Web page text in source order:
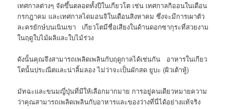
เทศกาลต่างๆ จัดขึ้นตลอดทั้งปีในเกียวโต เช่น เทศกาลกิออนในเดือน
กรกฎาคม และเทศกาลไดมอนจิในเดือนสิงหาคม ซึ่งจะมีการเผาตัว
ละครยักษ์บนเนินเขา เกียวโตมีชื่อเสียงในด้านดอกซากุระที่สวยงาม
ในฤดูใบไม้ผลิและใบไม้ร่วง
ดังนั้นคุณจึงสามารถเพลิดเพลินกับฤดูกาลได้เช่นกัน อาหารในเกียว
โตนั้นประณีตและน่าลิ้มลอง ไม่ว่าจะเป็นผักสด ยูบะ (ผิวเต้าหู้)
มัทฉะและขนมญี่ปุ่นที่มีให้เลือกมากมาย การอยู่คนเดียวหมายความ
ว่าคุณสามารถเพลิดเพลินกับอาหารและของว่างที่นี่ได้อย่างแท้จริง